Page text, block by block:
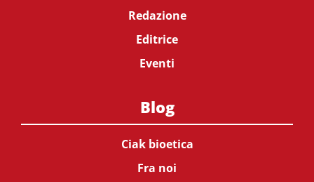
Redazione
Editrice
Eventi
Blog
Ciak bioetica
Fra noi